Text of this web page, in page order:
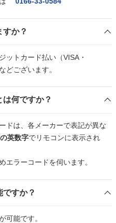
すか？
ットカード払い（VISA・
どございます。
何ですか？
ドは、各メーカーで表記が異な
英数字でリモコンに表示され
エラーコードを伺います。
ですか？
可能です。